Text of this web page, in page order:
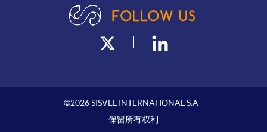
©2026SISVEL INTERNATIONAL S.A
保留所有权利